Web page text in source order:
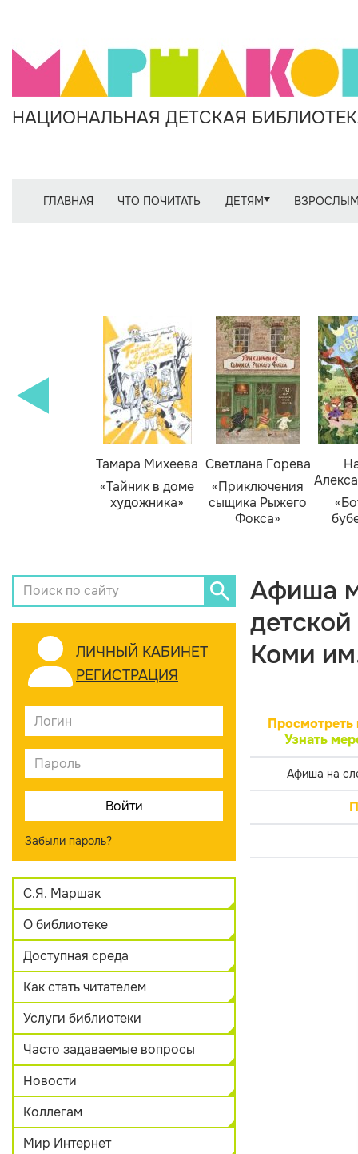
НАЦИОНАЛЬНАЯ ДЕТСКАЯ
ГЛАВНАЯ ЧТО ПОЧИТАТЬ ДЕТЯМ
Тамара Михеева
«Тайник в доме
художника»
Светлана Горева
«Приключения
сыщика Рыжего
Фокса»
ЛИЧНЫЙ КАБИНЕТ
РЕГИСТРАЦИЯ
Забыли пароль?
С.Я. Маршак
О библиотеке
Доступная среда
Как стать читателем
Услуги библиотеки
Часто задаваемые вопросы
Новости
Коллегам
Мир Интернет
Афиша
Коми
Просмотреть
Узнать
Афиша на